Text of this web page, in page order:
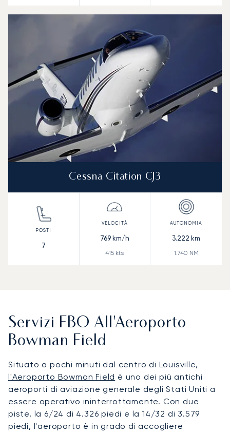
Cessna Citation CJ3
7
769km/h
415 kts
3.222 km
1.740 NM
Servizi FBO All'Aeroporto
Bowman Field
Situato a pochi minuti dal centro di Louisville,
l'Aeroporto Bowman Field è uno dei più antichi
aeroporti di aviazione generale degli Stati Uniti a
essere operativo ininterrottamente. Con due
piste, la 6/24 di 4.326 piedi e la 14/32 di 3.579
piedi, l'aeroporto è in grado di accogliere